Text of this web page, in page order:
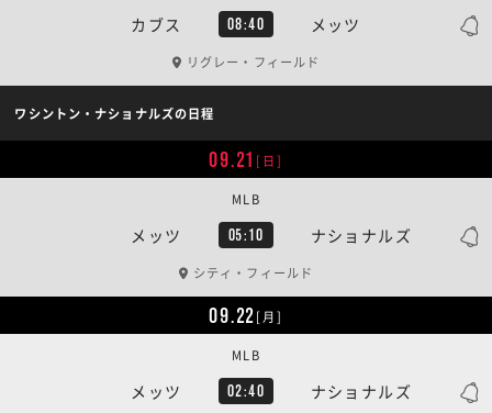
カブス 08:40 メッツ
リグレー・フィールド
ワシントン・ナショナルズの日程
09.21 [日]
メッツ 05:10 ナショナルズ
MLB
シティ・フィールド
09.22[月]
メッツ 02:40 ナショナルズ
MLB